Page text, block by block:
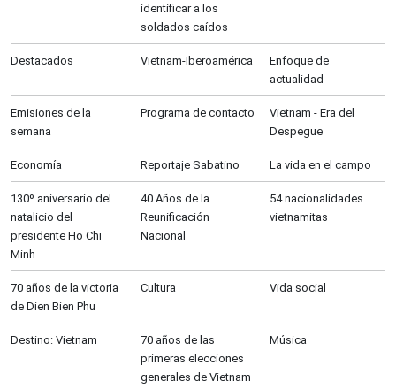
identificar a los
soldados caídos
Destacados Vietnam-Iberoamérica
Enfoque de
actualidad
Emisiones de la
semana
Programa de contacto
Vietnam - Era del
Despegue
Economía Reportaje Sabatino La vida en el campo
130º aniversario del
natalicio del
presidente Ho Chi
Minh
40 Años de la
Reunificación
Nacional
54 nacionalidades
vietnamitas
70 años de la victoria
de Dien Bien Phu
Cultura Vida social
Destino: Vietnam
70 años de las
primeras elecciones
generales de Vietnam
Música